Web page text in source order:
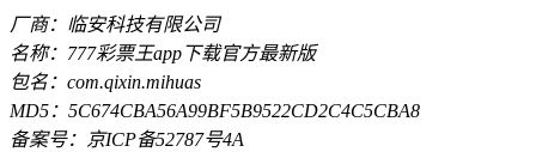
厂商：临安科技有限公司
名称：777彩票王app下载官方最新版
包名：com.qixin.mihuas
MD5：5C674CBA56A99BF5B9522CD2C4C5CBA8
备案号：京ICP备52787号4A